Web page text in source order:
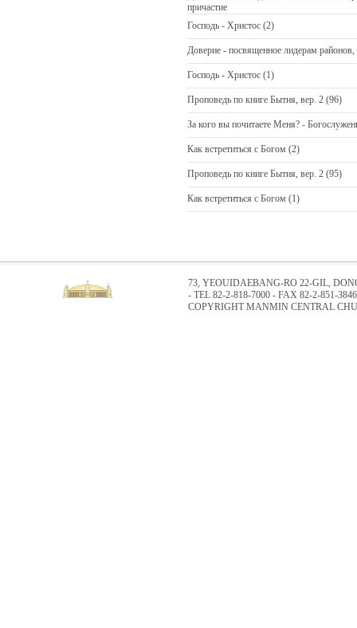
причастие
Господь - Христос (2)
Доверие - посвященное лидерам районов,
Господь - Христос (1)
Проповедь по книге Бытия, вер. 2 (96)
За кого вы почитаете Меня? -
Как встретиться с Богом (2)
Проповедь по книге Бытия, вер. 2 (95)
Как встретиться с Богом (1)
73, YEOUIDAEBANG-RO 22-GIL,
- TEL 82-2-818-7000 - FAX 82-2-851-3846
COPYRIGHT MANMIN CENTRAL